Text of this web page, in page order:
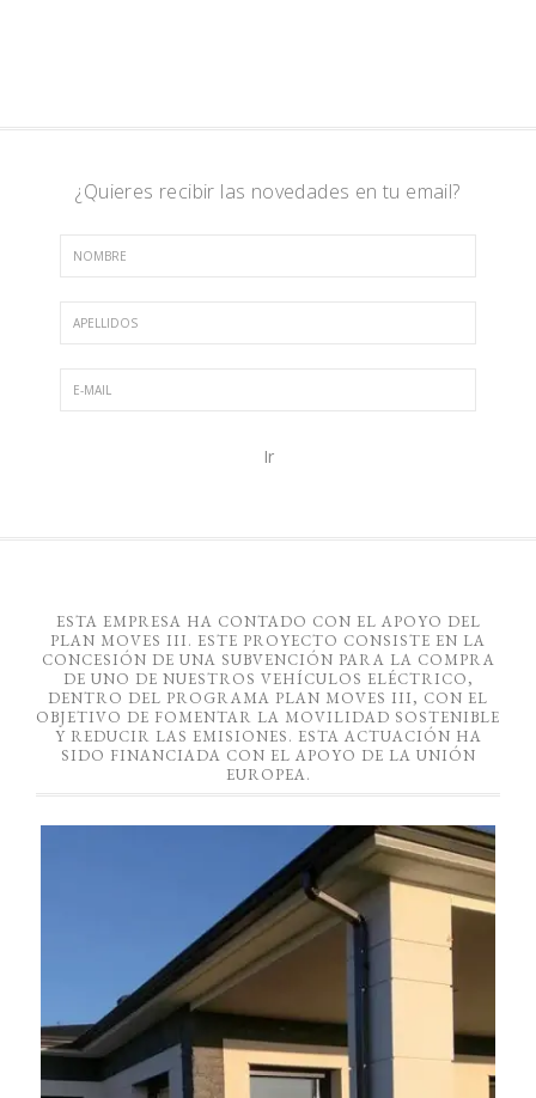
¿Quieres recibir las novedades en tu email?
ESTA EMPRESA HA CONTADO CON EL APOYO DEL
PLAN MOVES III. ESTE PROYECTO CONSISTE EN LA
CONCESIÓN DE UNA SUBVENCIÓN PARA LA COMPRA
DE UNO DE NUESTROS VEHÍCULOS ELÉCTRICO,
DENTRO DEL PROGRAMA PLAN MOVES III, CON EL
OBJETIVO DE FOMENTAR LA MOVILIDAD SOSTENIBLE
Y REDUCIR LAS EMISIONES. ESTA ACTUACIÓN HA
SIDO FINANCIADA CON EL APOYO DE LA UNIÓN
EUROPEA.